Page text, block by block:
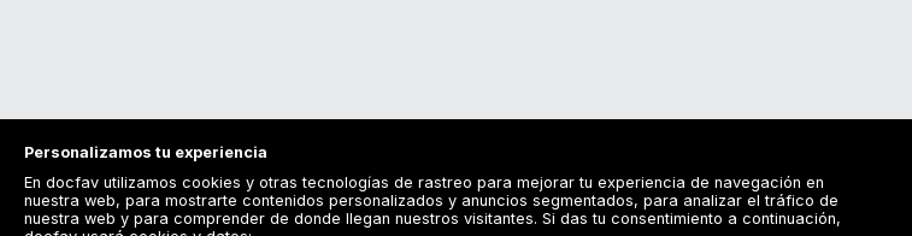
Personalizamos tu experiencia
En docfav utilizamos cookies y otras tecnologías de rastreo para mejorar tu experiencia de navegación en
nuestra web, para mostrarte contenidos personalizados y anuncios segmentados, para analizar el tráfico de
nuestra web y para comprender de donde llegan nuestros visitantes. Si das tu consentimiento a continuación,